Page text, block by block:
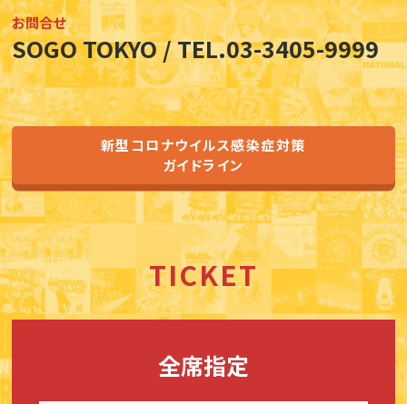
お問合せ
SOGO TOKYO / TEL.03-3405-9999
新型コロナウイルス感染症対策
ガイドライン
TICKET
全席指定